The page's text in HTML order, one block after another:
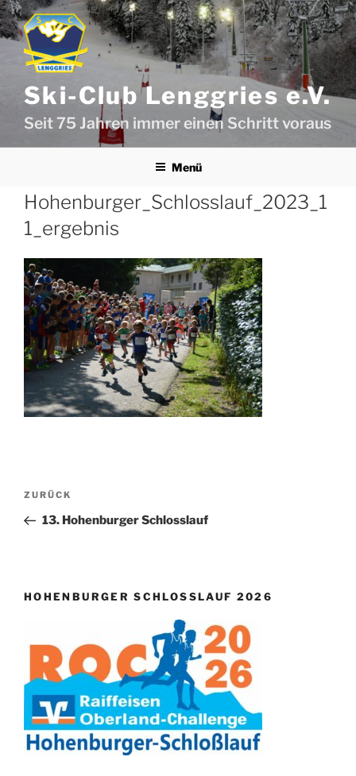
Zum
Inhalt
springen
Ski-Club Lenggries e.V.
Seit 75 Jahren immer einen Schritt voraus
Menü
Hohenburger_Schlosslauf_2023_1
1_ergebnis
Beitragsnavigation
Vorheriger
Beitrag
ZURÜCK
13. Hohenburger Schlosslauf
HOHENBURGER SCHLOSSLAUF 2026